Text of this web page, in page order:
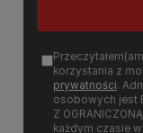
korzystania z
prywatności.
osobowych jest
Z
każdym czasie